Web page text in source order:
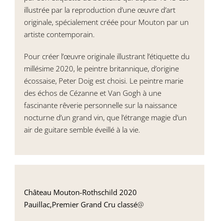
illustrée par la reproduction d’une œuvre d’art
originale, spécialement créée pour Mouton par un
artiste contemporain.
Pour créer l’œuvre originale illustrant l’étiquette du
millésime 2020, le peintre britannique, d’origine
écossaise, Peter Doig est choisi. Le peintre marie
des échos de Cézanne et Van Gogh à une
fascinante rêverie personnelle sur la naissance
nocturne d’un grand vin, que l’étrange magie d’un
air de guitare semble éveillé à la vie.
Château Mouton-Rothschild 2020
Pauillac,Premier Grand Cru classé@